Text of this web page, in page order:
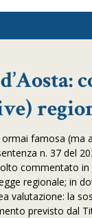
famosa (ma
n. 37 del
commentato
regionale; in
valutazione: la
previsto dal